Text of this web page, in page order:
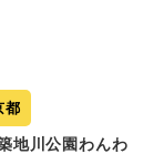
都
地川公園わんわ